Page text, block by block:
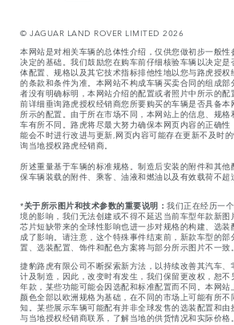
© JAGUAR LAND ROVER LIMITED 2026
本网站是对相关车辆的总体性介绍，仅供您做初步一般
决定的基础。我们鼓励您在购车前仔细核验车辆以决定
体配置、规格以及其它技术指标排他性地以您与路虎授权
的条款和条件为准。本网站不构成车辆买卖合同的组成
者没有明确标明，本网站介绍的配置或者照片中所示的
前详细垂询路虎授权经销商您所要购买的车辆是否具备本
所示的配置。由于所在市场不同，本网站上的信息、规
车有所不同。路虎将尽最大努力确保本网页内容的正确
能会不时进行改进与更新,网页内容可能存在更新不及时
询当地授权路虎经销商。
所述重量基于车辆的标准规格。制造后安装的附件和其
保车辆装载的附件、乘客、油液和燃油以及有效载荷不超
*关于所示图片和技术参数的重要说明： 我们正在经历一
境的影响，我们无法创建或不得不延迟当前车型年款新
芯片短缺带来的全球性影响也进一步对规格的构建、选装
成了影响。请注意，这个特殊事件结束前，新款车型的
置、选装配置、饰件和配色方案将与部分所示图片不一致。
捷豹路虎有限公司不断探索新方法，以持续改善其汽车
计及制造，因此，改变时有发生，我们保留更改权，恕不
年款，某些功能可能会因选配和标准配置而不同。本网站
颜色全部以欧洲规格为基础，在不同的市场上可能有所不
知。某些展示车辆可能配有并非全球发售的选装配置和
与当地授权经销商联系，了解当地的供货情况和实际价格。